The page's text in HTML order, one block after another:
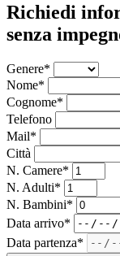
Richiedi
senza
Genere*
Nome*
Cognome*
Telefono
Mail*
Città
N. Camere*
N. Adulti*
N. Bambini*
Data arrivo*
Data partenza*